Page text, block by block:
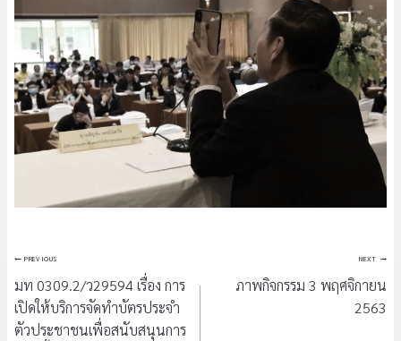
แนะแนว
PREVIOUS
มท 0309.2/ว29594 เรื่อง การ
เปิดให้บริการจัดทำบัตรประจำ
ตัวประชาชนเพื่อสนับสนุนการ
NEXT
ภาพกิจกรรม 3 พฤศจิกายน
2563